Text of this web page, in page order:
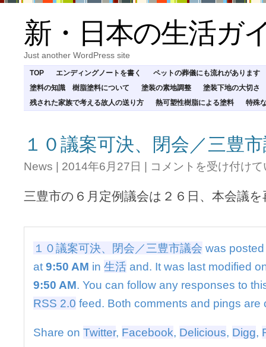
新・日本の生活ガ
Just another WordPress site
TOP エンディングノートを書く
ペットの葬儀にも流れがあります
塗料の知識 樹脂塗料について
塗装の素地調整
塗装下地の大切さ
残された家族で考える故人の送り方
熱可塑性樹脂による塗料 特殊
１０議案可決、閉会／三豊
News | 2014年6月27日 | １
案
会
三
豊
議
は
コメントを受け付け
三豊市の６月定例議会は２６日、本会議を
１０議案可決、閉会／三豊市議会 was
at 9:50 AM in 生活 and. It was last modified
9:50 AM. You can follow any responses to
RSS 2.0 feed. Both comments and pings are
Share on Twitter, Facebook, Delicious, Digg,